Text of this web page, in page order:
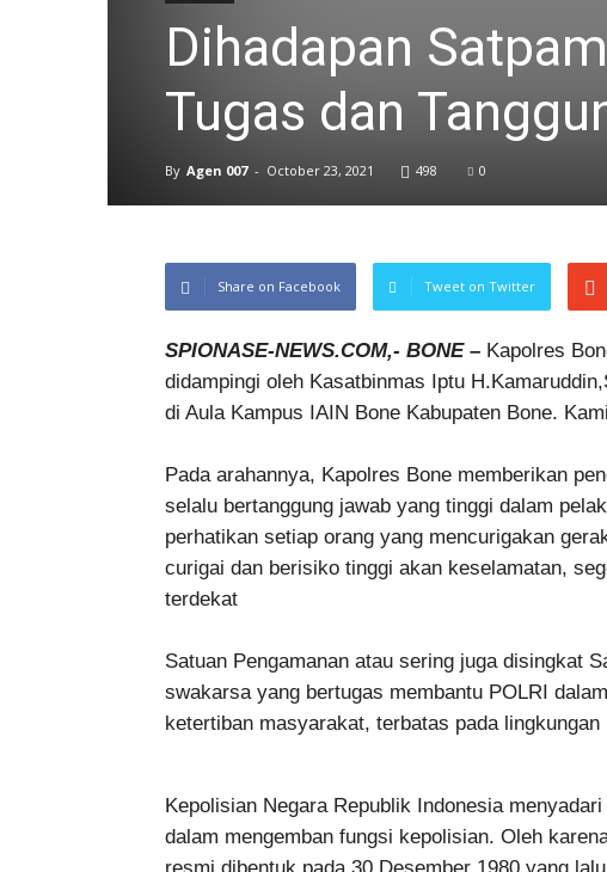
Dihadapan
Tugas dan
By Agen 007 - October 23, 2021 498 0
Share on Facebook Tweet on Twitter
SPIONASE-NEWS.COM,- BONE – Kapolres
didampingi oleh Kasatbinmas Iptu
di Aula Kampus IAIN Bone Kabupaten Bone.
Pada arahannya, Kapolres Bone memberikan
selalu bertanggung jawab yang tinggi dalam
perhatikan setiap orang yang mencurigakan
curigai dan berisiko tinggi akan keselamatan,
terdekat
Satuan Pengamanan atau sering juga disingkat
swakarsa yang bertugas membantu POLRI
ketertiban masyarakat, terbatas pada lingkungan
Kepolisian Negara Republik Indonesia
dalam mengemban fungsi kepolisian. Oleh